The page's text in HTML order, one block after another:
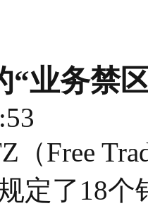
“业务禁
（Free
定了18个